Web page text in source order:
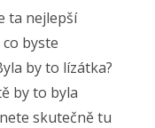
ta nejlepší
byste
by to lízátka?
by to byla
skutečně tu